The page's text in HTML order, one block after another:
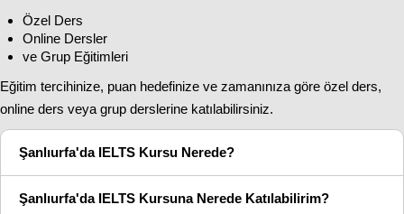
Özel Ders
Online Dersler
ve Grup Eğitimleri
Eğitim tercihinize, puan hedefinize ve zamanınıza göre özel ders,
online ders veya grup derslerine katılabilirsiniz.
Şanlıurfa'da IELTS Kursu Nerede?
Şanlıurfa'da IELTS Kursuna Nerede Katılabilirim?